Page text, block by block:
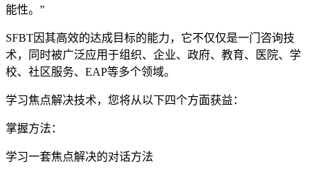
能性。”
SFBT因其高效的达成目标的能力，它不仅仅是一门咨询技
术，同时被广泛应用于组织、企业、政府、教育、医院、学
校、社区服务、EAP等多个领域。
学习焦点解决技术，您将从以下四个方面获益：
掌握方法：
学习一套焦点解决的对话方法